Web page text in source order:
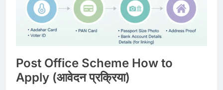
Post Office Scheme How to
Apply (आवेदन प्रक्रिया)